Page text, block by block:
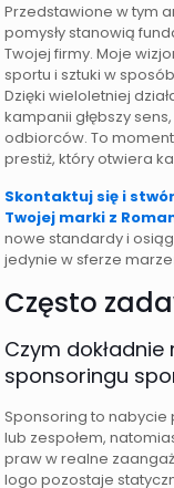
Przedstawione w tym
pomysły stanowią
Twojej firmy. Moje
sportu i sztuki w
Dzięki wieloletniej
kampanii głębszy
odbiorców. To
prestiż, który otwiera
Skontaktuj się i
Twojej marki z
nowe standardy i
jedynie w sferze
Często
Czym
sponsoringu
Sponsoring to
lub zespołem,
praw w realne
logo pozostaje